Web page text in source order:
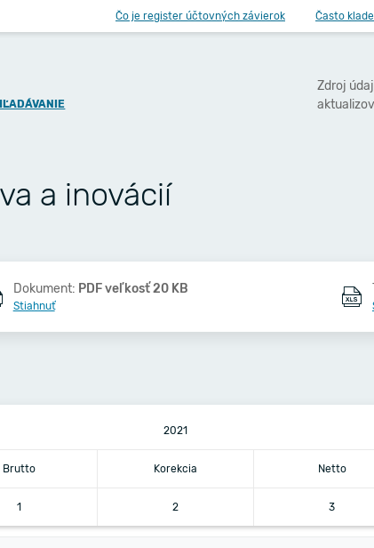
Čo je register účtovných závierok Často
Zdroj
a inovácií
Dokument: PDF veľkosť 20 KB
Stiahnuť
2021
Brutto Korekcia Netto
1 2 3